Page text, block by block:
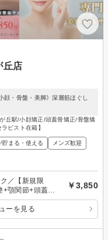
丘店
・骨盤・美脚》深層筋ほぐし
丘駅/小顔矯正/頭蓋骨矯正/骨盤矯
ピスト在籍】
貯まる・使える メンズ歓迎
／【新規限
顎関節+頭蓋骨
円
￥3,850
ーを見る